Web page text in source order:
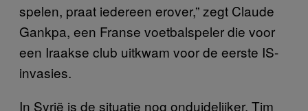
spelen, praat iedereen erover,” zegt Claude
Gankpa, een Franse voetbalspeler die voor
een Iraakse club uitkwam voor de eerste IS-
invasies.
In Syrië is de situatie nog onduidelijker. Tim